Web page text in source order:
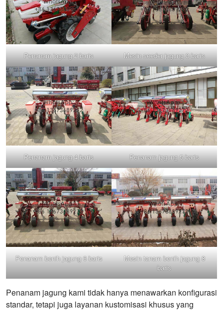
Penanam jagung 2 baris Mesin seeder jagung 3 baris
Penanam jagung 4 baris Penanam jagung 5 baris
Penanam benih jagung 6 baris
Mesin tanam benih jagung 8
baris
Penanam jagung kami tidak hanya menawarkan konfigurasi
standar, tetapi juga layanan kustomisasi khusus yang